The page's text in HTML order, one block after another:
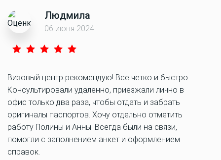
Людмила
06 июня 2024
Визовый центр рекомендую! Все четко и быстро.
Консультировали удаленно, приезжали лично в
офис только два раза, чтобы отдать и забрать
оригиналы паспортов. Хочу отдельно отметить
работу Полины и Анны. Всегда были на связи,
помогли с заполнением анкет и оформлением
справок.